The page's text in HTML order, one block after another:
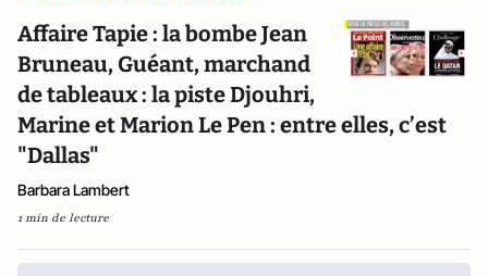
Affaire Tapie : la bombe Jean
Bruneau, Guéant, marchand
de tableaux : la piste Djouhri,
Marine et Marion Le Pen : entre elles, c’est
"Dallas"
Barbara Lambert
1 min de lecture